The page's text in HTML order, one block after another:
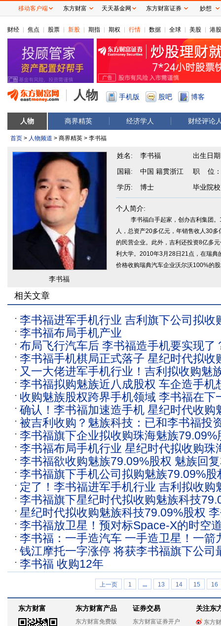
财经 焦点 股票 新股 期指 期权 行情 数据 全球 美股 港股
人物 手机版 股吧 博客
人物 商界精英 经济学人 财经评论
首页 > 人物频道 > 商界精英 > 李书福
李书福
姓名: 李书福 出生日
国籍: 中国 籍贯浙江 职 位：
学历: 博士 毕业院
个人简介:
李书福白手起家，创办吉利集团
人，总资产20多亿元，年销售收人30
的民营企业。此外，吉利还投资8亿多
利大学。2010年3月28日21点，在瑞典
价格收购瑞典汽车企业沃尔沃100%的
相关文章
李书福进军手机行业 吉利旗下公司拟收
股权
李书福布局手机产业
布局飞行汽车后 李书福造手机要实现了
笔收购魅族79％股权
李书福手机棋局正式落子 星纪时代拟收
79.09%股权
又一大佬进军手机行业！吉利拟收购魅
李书福曾说手机业务意义深远！魅族：
李书福拟购魅族近八成股权 车企造手机
大？
收购魅族股权跨界手机领域 李书福在下
棋？
确认！李书福加速造手机 星纪时代收购
权
被吉利收购？魅族科技：已和李书福投
议
李书福旗下企业拟收购珠海魅族79.09%
应：交易细节还在协商中
李书福布局手机行业 星纪时代拟收购珠
股权
李书福欲收购魅族79.09%股权 魅族回
易细节还在协商中
李书福旗下手机公司拟购魅族79.09%股
出
定了！李书福进军手机行业 吉利拟收购
权 魅族回应！
李书福旗下星纪时代拟收购魅族科技
星纪时代拟收购魅族科技79.09%股权
产业
李书福放卫星！预对标Space-X的时空
什么样的公司？
李书福：一手造汽车 一手造卫星！一箭
钱江摩托一字涨停 将获李书福旗下公司
亿元
李书福 收购12年
上一页 1 ... 13 14 15 16
东方财富 东方财富产品
东方财富免费版
证券交易
东方财富证券开户
关注东
东方
移动客户端 东方财富 天天基金网 东方财富证券 妙想